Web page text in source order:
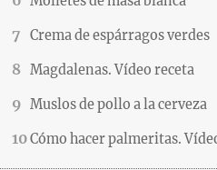
Crema de espárragos verdes
Magdalenas. Vídeo receta
Muslos de pollo a la cerveza
Cómo hacer palmeritas.